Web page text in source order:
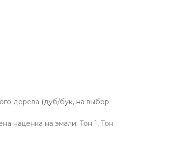
дерева (дуб/бук, на выбор
наценка на эмали: Тон 1, Тон